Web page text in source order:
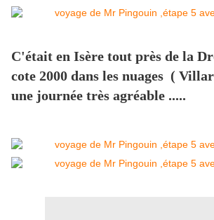
C'était en Isère tout près de la
cote 2000 dans les nuages (
une journée très agréable .....